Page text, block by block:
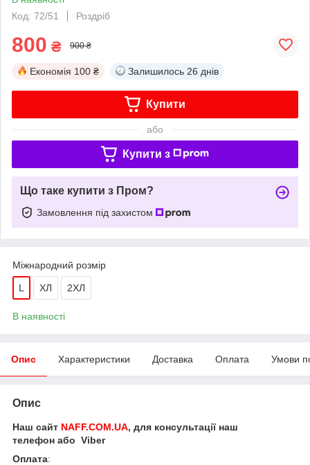
Код: 72/51
Роздріб
800 ₴ 900 ₴
Економія 100 ₴ Залишилось 26 днів
Купити
або
Купити з
Що таке купити з Пром?
Замовлення під захистом
Міжнародний розмір
L ХЛ 2ХЛ
В наявності
Опис Характеристики Доставка Оплата Умови
Опис
Наш сайт NAFF.COM.UA, для консультації наш
телефон або Viber
Оплата: